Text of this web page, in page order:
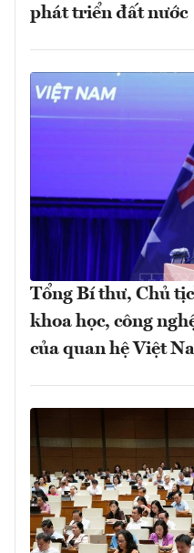
phát triển đất nước
Tổng Bí thư, Chủ
khoa học, công
của quan hệ Việt